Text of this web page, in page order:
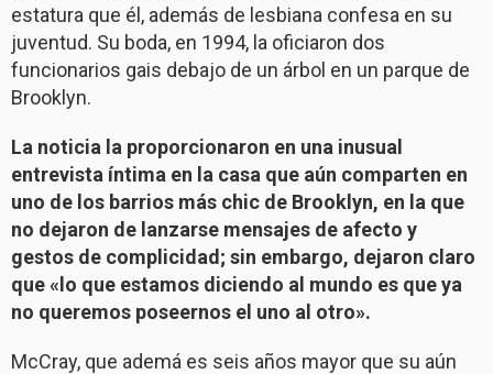
estatura que él, además de lesbiana confesa en su
juventud. Su boda, en 1994, la oficiaron dos
funcionarios gais debajo de un árbol en un parque de
Brooklyn.
La noticia la proporcionaron en una inusual
entrevista íntima en la casa que aún comparten en
uno de los barrios más chic de Brooklyn, en la que
no dejaron de lanzarse mensajes de afecto y
gestos de complicidad; sin embargo, dejaron claro
que «lo que estamos diciendo al mundo es que ya
no queremos poseernos el uno al otro».
McCray, que ademá es seis años mayor que su aún